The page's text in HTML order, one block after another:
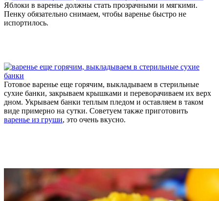
Яблоки в варенье должны стать прозрачными и мягкими.
Пенку обязательно снимаем, чтобы варенье быстро не
испортилось.
Готовое варенье еще горячим, выкладываем в стерильные
сухие банки, закрываем крышками и переворачиваем их верх
дном. Укрываем банки теплым пледом и оставляем в таком
виде примерно на сутки. Советуем также приготовить
варенье из груши, это очень вкусно.